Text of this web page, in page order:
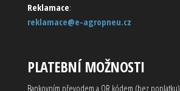
Reklamace:
reklamace@e-agropneu.cz
PLATEBNÍ MOŽNOSTI
Bankovním převodem a QR kódem (bez poplatku)